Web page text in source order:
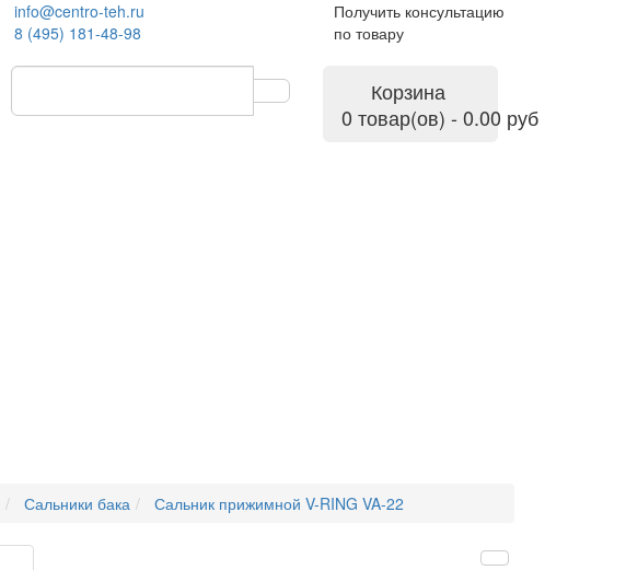
info@centro-teh.ru
8 (495) 181-48-98
Получить консультацию
по товару
Корзина
0 товар(ов) - 0.00 руб
Сальники бака Сальник прижимной V-RING VA-22